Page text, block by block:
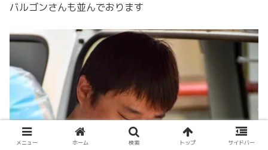
バルゴンさんも並んでおります
メニュー ホーム 検索 トップ サイドバー